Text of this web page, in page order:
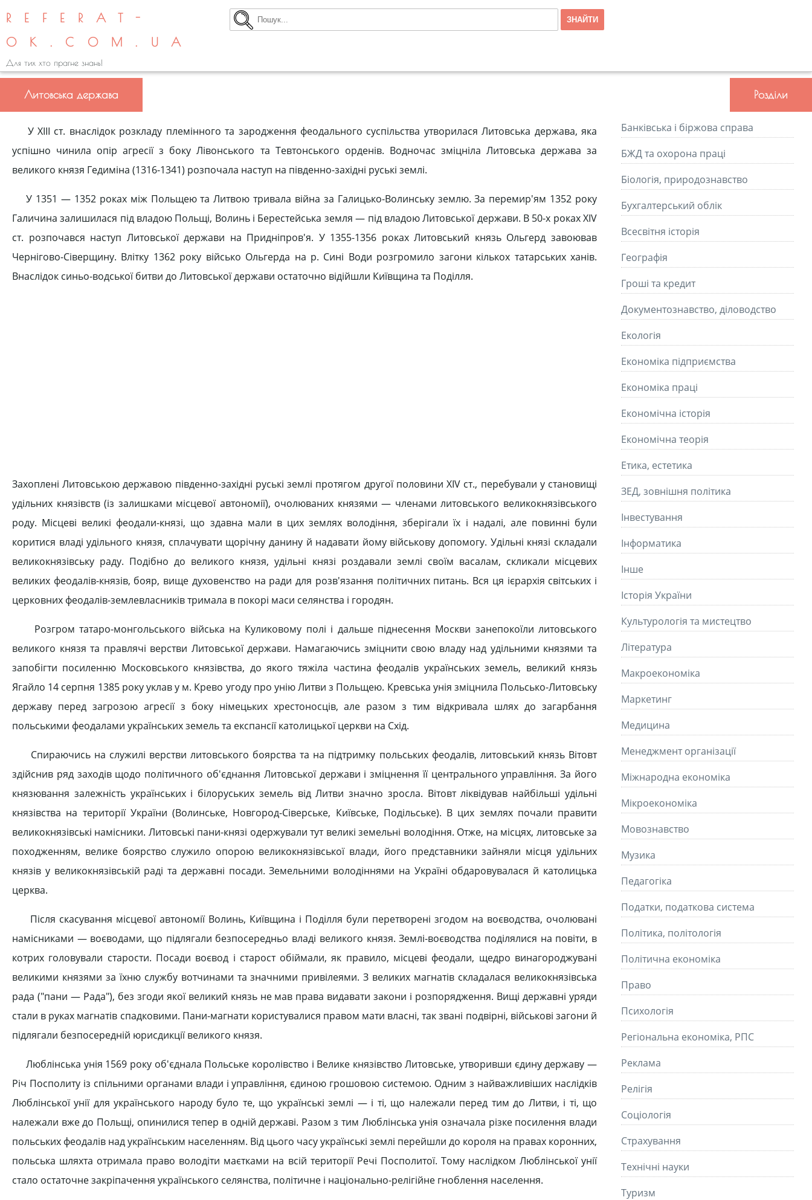
REFERAT-
OK.COM.UA
Для тих хто прагне знань!
Литовська держава
У XIII ст. внаслідок розкладу племінного та зародження феодального суспільства утворилася Литовська держава, яка
успішно чинила опір агресії з боку Лівонського та Тевтонського орденів. Водночас зміцніла Литовська держава за
великого князя Гедиміна (1316-1341) розпочала наступ на південно-західні руські землі.
У 1351 — 1352 роках між Польщею та Литвою тривала війна за Галицько-Волинську землю. За перемир'ям 1352 року
Галичина залишилася під владою Польщі, Волинь і Берестейська земля — під владою Литовської держави. В 50-х роках XIV
ст. розпочався наступ Литовської держави на Придніпров'я. У 1355-1356 роках Литовський князь Ольгерд завоював
Чернігово-Сіверщину. Влітку 1362 року військо Ольгерда на р. Сині Води розгромило загони кількох татарських ханів.
Внаслідок синьо-водської битви до Литовської держави остаточно відійшли Київщина та Поділля.
Захоплені Литовською державою південно-західні руські землі протягом другої половини XIV ст., перебували у становищі
удільних князівств (із залишками місцевої автономії), очолюваних князями — членами литовського великокнязівського
роду. Місцеві великі феодали-князі, що здавна мали в цих землях володіння, зберігали їх і надалі, але повинні були
коритися владі удільного князя, сплачувати щорічну данину й надавати йому військову допомогу. Удільні князі складали
великокнязівську раду. Подібно до великого князя, удільні князі роздавали землі своїм васалам, скликали місцевих
великих феодалів-князів, бояр, вище духовенство на ради для розв'язання політичних питань. Вся ця ієрархія світських і
церковних феодалів-землевласників тримала в покорі маси селянства і городян.
Розгром татаро-монгольського війська на Куликовому полі і дальше піднесення Москви занепокоїли литовського
великого князя та правлячі верстви Литовської держави. Намагаючись зміцнити свою владу над удільними князями та
запобігти посиленню Московського князівства, до якого тяжіла частина феодалів українських земель, великий князь
Ягайло 14 серпня 1385 року уклав у м. Крево угоду про унію Литви з Польщею. Кревська унія зміцнила Польсько-Литовську
державу перед загрозою агресії з боку німецьких хрестоносців, але разом з тим відкривала шлях до загарбання
польськими феодалами українських земель та експансії католицької церкви на Схід.
Спираючись на служилі верстви литовського боярства та на підтримку польських феодалів, литовський князь Вітовт
здійснив ряд заходів щодо політичного об'єднання Литовської держави і зміцнення її центрального управління. За його
князювання залежність українських і білоруських земель від Литви значно зросла. Вітовт ліквідував найбільші удільні
князівства на території України (Волинське, Новгород-Сіверське, Київське, Подільське). В цих землях почали правити
великокнязівські намісники. Литовські пани-князі одержували тут великі земельні володіння. Отже, на місцях, литовське за
походженням, велике боярство служило опорою великокнязівської влади, його представники зайняли місця удільних
князів у великокнязівській раді та державні посади. Земельними володіннями на Україні обдаровувалася й католицька
церква.
Після скасування місцевої автономії Волинь, Київщина і Поділля були перетворені згодом на воєводства, очолювані
намісниками — воєводами, що підлягали безпосередньо владі великого князя. Землі-воєводства поділялися на повіти, в
котрих головували старости. Посади воєвод і старост обіймали, як правило, місцеві феодали, щедро винагороджувані
великими князями за їхню службу вотчинами та значними привілеями. З великих магнатів складалася великокнязівська
рада ("пани — Рада"), без згоди якої великий князь не мав права видавати закони і розпорядження. Вищі державні уряди
стали в руках магнатів спадковими. Пани-магнати користувалися правом мати власні, так звані подвірні, військові загони й
підлягали безпосередній юрисдикції великого князя.
Люблінська унія 1569 року об'єднала Польське королівство і Велике князівство Литовське, утворивши єдину державу —
Річ Посполиту із спільними органами влади і управління, єдиною грошовою системою. Одним з найважливіших наслідків
Люблінської унії для українського народу було те, що українські землі — і ті, що належали перед тим до Литви, і ті, що
належали вже до Польщі, опинилися тепер в одній державі. Разом з тим Люблінська унія означала різке посилення влади
польських феодалів над українським населенням. Від цього часу українські землі перейшли до короля на правах коронних,
польська шляхта отримала право володіти маєтками на всій території Речі Посполитої. Тому наслідком Люблінської унії
стало остаточне закріпачення українського селянства, політичне і національно-релігійне гноблення населення.
Розділи
Банківська і біржова справа
БЖД та охорона праці
Біологія, природознавство
Бухгалтерський облік
Всесвітня історія
Географія
Гроші та кредит
Документознавство, діловодство
Екологія
Економіка підприємства
Економіка праці
Економічна історія
Економічна теорія
Етика, естетика
ЗЕД, зовнішня політика
Інвестування
Інформатика
Інше
Історія України
Культурологія та мистецтво
Літературa
Макроекономіка
Маркетинг
Медицина
Менеджмент організації
Міжнародна економіка
Мікроекономіка
Мовознавство
Музика
Педагогіка
Податки, податкова система
Політика, політологія
Політична економіка
Право
Психологія
Регіональна економіка, РПС
Реклама
Релігія
Соціологія
Страхування
Технічні науки
Туризм